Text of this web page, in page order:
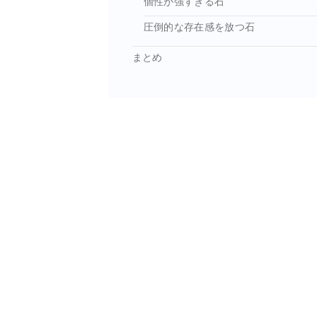
圧倒的な存在感を放つ石
まとめ